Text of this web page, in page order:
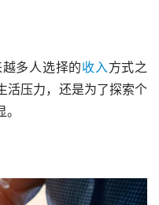
多人选择的收入方式之
活压力，还是为了探索个